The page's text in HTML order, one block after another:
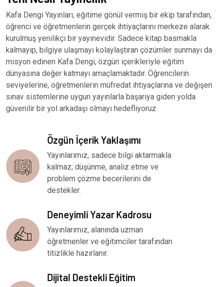
Kafa Dengi Yayınları, eğitime gönül vermiş bir ekip tarafından,
öğrenci ve öğretmenlerin gerçek ihtiyaçlarını merkeze alarak
kurulmuş yenilikçi bir yayınevidir. Sadece kitap basmakla
kalmayıp, bilgiye ulaşmayı kolaylaştıran çözümler sunmayı da
misyon edinen Kafa Dengi, özgün içerikleriyle eğitim
dünyasına değer katmayı amaçlamaktadır. Öğrencilerin
seviyelerine, öğretmenlerin müfredat ihtiyaçlarına ve değişen
sınav sistemlerine uygun yayınlarla başarıya giden yolda
güvenilir bir yol arkadaşı olmayı hedefliyoruz.
Özgün İçerik Yaklaşımı
Yayınlarımız, sadece bilgi aktarmakla
kalmaz; düşünme, analiz etme ve
problem çözme becerilerini de
destekler.
Deneyimli Yazar Kadrosu
Yayınlarımız, alanında uzman
öğretmenler ve eğitimciler tarafından
titizlikle hazırlanır.
Dijital Destekli Eğitim